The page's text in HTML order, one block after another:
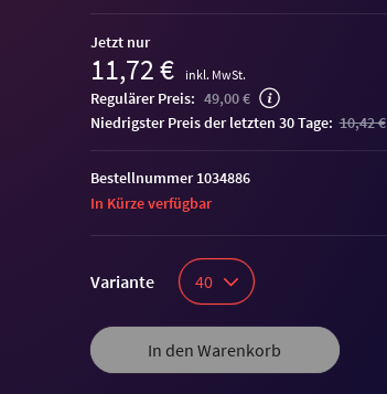
Jetzt nur
11,72 € inkl. MwSt.
Regulärer Preis: 49,00 €
niedrigster Preis der letzten 30 Tage: 10,42 €
Variante 40
In den Warenkorb
Bestellnummer 1034886
In Kürze verfügbar